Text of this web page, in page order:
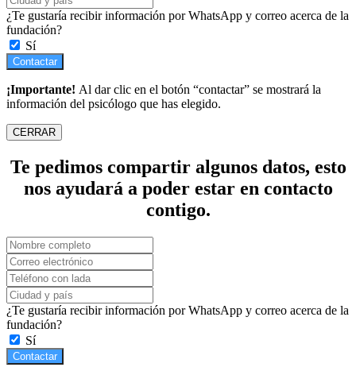
¿Te gustaría recibir información por WhatsApp y correo acerca de la
fundación?
Sí
Contactar
¡Importante! Al dar clic en el botón “contactar” se mostrará la
información del psicólogo que has elegido.
CERRAR
Te pedimos compartir algunos datos, esto
nos ayudará a poder estar en contacto
contigo.
¿Te gustaría recibir información por WhatsApp y correo acerca de la
fundación?
Sí
Contactar